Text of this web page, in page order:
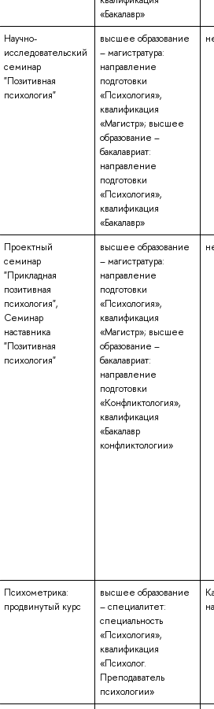
«Бакалавр»
Научно-
исследовательский
семинар
"Позитивная
психология"
высшее образование
– магистратура:
направление
подготовки
«Психология»,
квалификация
«Магистр»; высшее
образование –
бакалавриат:
направление
подготовки
«Психология»,
квалификация
«Бакалавр»
Проектный
семинар
"Прикладная
позитивная
психология",
Семинар
наставника
"Позитивная
психология"
высшее образование
– магистратура:
направление
подготовки
«Психология»,
квалификация
«Магистр»; высшее
образование –
бакалавриат:
направление
подготовки
«Конфликтология»,
квалификация
«Бакалавр
конфликтологии»
Психометрика:
продвинутый курс
высшее образование
– специалитет:
специальность
«Психология»,
квалификация
«Психолог.
Преподаватель
психологии»